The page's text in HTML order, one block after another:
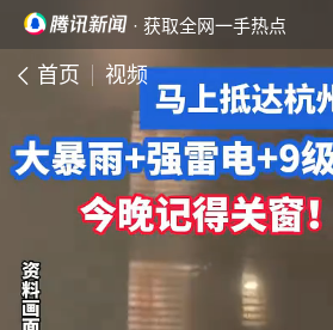
· 获取全网一手热点
首页 视频